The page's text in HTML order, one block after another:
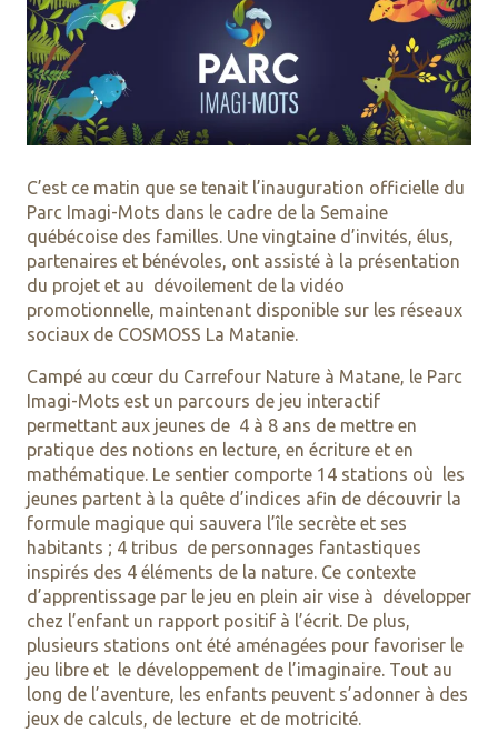
C’est ce matin que se tenait l’inauguration officielle du
Parc Imagi-Mots dans le cadre de la Semaine
québécoise des familles. Une vingtaine d’invités, élus,
partenaires et bénévoles, ont assisté à la présentation
du projet et au dévoilement de la vidéo
promotionnelle, maintenant disponible sur les réseaux
sociaux de COSMOSS La Matanie.
Campé au cœur du Carrefour Nature à Matane, le Parc
Imagi-Mots est un parcours de jeu interactif
permettant aux jeunes de 4 à 8 ans de mettre en
pratique des notions en lecture, en écriture et en
mathématique. Le sentier comporte 14 stations où les
jeunes partent à la quête d’indices afin de découvrir la
formule magique qui sauvera l’île secrète et ses
habitants ; 4 tribus de personnages fantastiques
inspirés des 4 éléments de la nature. Ce contexte
d’apprentissage par le jeu en plein air vise à développer
chez l’enfant un rapport positif à l’écrit. De plus,
plusieurs stations ont été aménagées pour favoriser le
jeu libre et le développement de l’imaginaire. Tout au
long de l’aventure, les enfants peuvent s’adonner à des
jeux de calculs, de lecture et de motricité.